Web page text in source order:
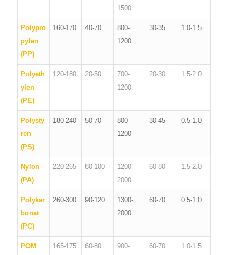
1500
Polypro
pylen
(PP)
160-170 40-70
800-
1200
30-35 1.0-1.5
Polyeth
ylen
(PE)
120-180 20-50
700-
1200
20-30 1.5-2.0
Polysty
ren
(PS)
180-240 50-70
800-
1200
30-45 0.5-1.0
Nylon
(PA)
220-265 80-100
1200-
2000
60-80 1.5-2.0
Polykar
bonat
(PC)
260-300 90-120
1300-
2000
60-70 0.5-1.0
POM
165-175 60-80
900-
60-70 1.0-1.5